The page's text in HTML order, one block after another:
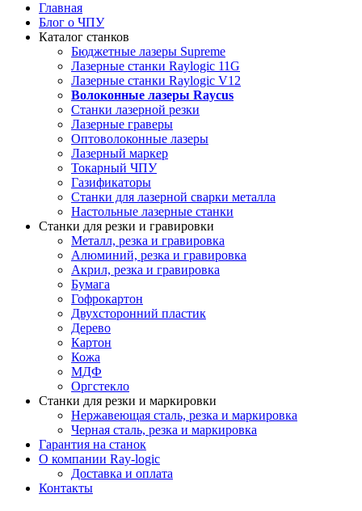
Главная
Блог о ЧПУ
Каталог станков
Бюджетные лазеры Supreme
Лазерные станки Raylogic 11G
Лазерные станки Raylogic V12
Волоконные лазеры Raycus
Станки лазерной резки
Лазерные граверы
Оптоволоконные лазеры
Лазерный маркер
Токарный ЧПУ
Газификаторы
Cтанки для лазерной сварки металла
Настольные лазерные станки
Станки для резки и гравировки
Металл, резка и гравировка
Алюминий, резка и гравировка
Акрил, резка и гравировка
Бумага
Гофрокартон
Двухсторонний пластик
Дерево
Картон
Кожа
МДФ
Оргстекло
Станки для резки и маркировки
Нержавеющая сталь, резка и маркировка
Черная сталь, резка и маркировка
Гарантия на станок
О компании Ray-logic
Доставка и оплата
Контакты